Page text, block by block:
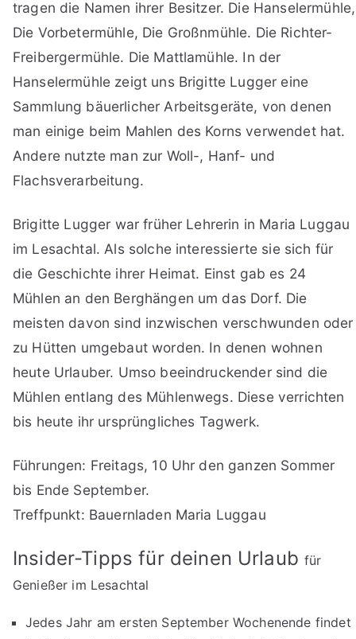
tragen die Namen ihrer Besitzer. Die Hanselermühle,
Die Vorbetermühle, Die Großnmühle. Die Richter-
Freibergermühle. Die Mattlamühle. In der
Hanselermühle zeigt uns Brigitte Lugger eine
Sammlung bäuerlicher Arbeitsgeräte, von denen
man einige beim Mahlen des Korns verwendet hat.
Andere nutzte man zur Woll-, Hanf- und
Flachsverarbeitung.
Brigitte Lugger war früher Lehrerin in Maria Luggau
im Lesachtal. Als solche interessierte sie sich für
die Geschichte ihrer Heimat. Einst gab es 24
Mühlen an den Berghängen um das Dorf. Die
meisten davon sind inzwischen verschwunden oder
zu Hütten umgebaut worden. In denen wohnen
heute Urlauber. Umso beeindruckender sind die
Mühlen entlang des Mühlenwegs. Diese verrichten
bis heute ihr ursprüngliches Tagwerk.
Führungen: Freitags, 10 Uhr den ganzen Sommer
bis Ende September.
Treffpunkt: Bauernladen Maria Luggau
Insider-Tipps für deinen Urlaubfür
Genießer im Lesachtal
Jedes Jahr am ersten September Wochenende findet